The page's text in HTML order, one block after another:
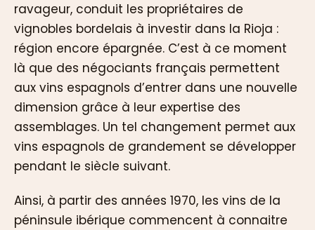
ravageur, conduit les propriétaires de
vignobles bordelais à investir dans la Rioja :
région encore épargnée. C’est à ce moment
là que des négociants français permettent
aux vins espagnols d’entrer dans une nouvelle
dimension grâce à leur expertise des
assemblages. Un tel changement permet aux
vins espagnols de grandement se développer
pendant le siècle suivant.
Ainsi, à partir des années 1970, les vins de la
péninsule ibérique commencent à connaitre